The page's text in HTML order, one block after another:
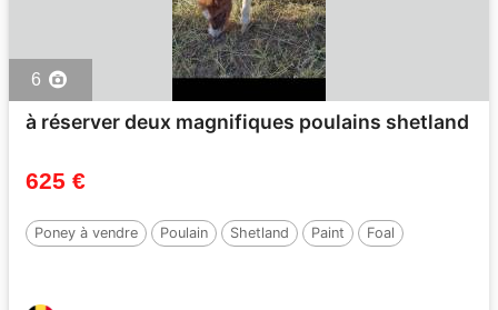
6
à réserver deux magnifiques poulains shetland
625 €
Poney à vendre Poulain Shetland Paint Foal